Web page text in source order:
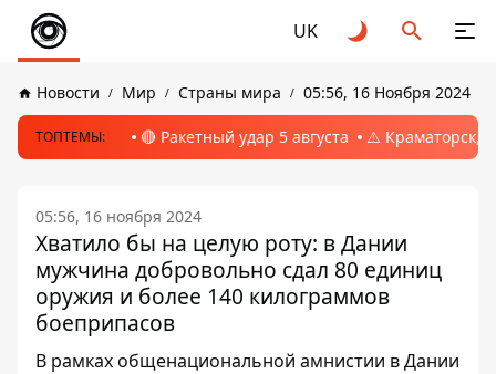
UK
Новости Мир Страны мира 05:56, 16 Ноября 2024
ТОПТЕМЫ: 🔴 Ракетный удар 5 августа ⚠️ Краматорск,
05:56, 16 ноября 2024
Хватило бы на целую роту: в Дании
мужчина добровольно сдал 80 единиц
оружия и более 140 килограммов
боеприпасов
В рамках общенациональной амнистии в Дании